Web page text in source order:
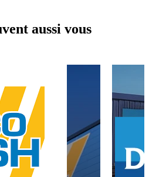
aussi vous